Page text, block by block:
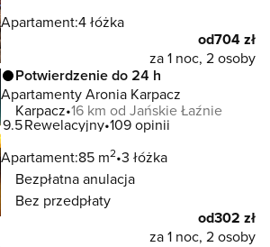
Apartament:4 łóżka
od704 zł
za 1 noc, 2 osoby
Potwierdzenie do 24 h
Apartamenty Aronia Karpacz
Karpacz 16 km od Jańskie Łaźnie
9.5Rewelacyjny 109 opinii
Apartament:85 m2 3 łóżka
Bezpłatna anulacja
Bez przedpłaty
od302 zł
za 1 noc, 2 osoby